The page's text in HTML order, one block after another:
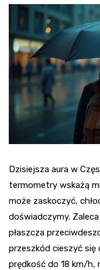
Dzisiejsza aura w
termometry wskażą
może zaskoczyć,
doświadczymy.
płaszcza
przeszkód cieszyć się
prędkość do 18 km/h,